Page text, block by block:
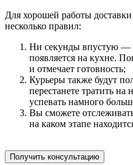
Для хорошей работы
несколько правил:
Ни секунды впустую —
появляется на кухне.
и отмечает готовность;
Курьеры также будут
перестанете тратить
успевать намного
Вы сможете
на каком этапе
Получить консультацию